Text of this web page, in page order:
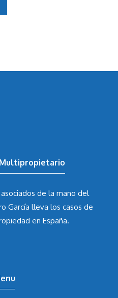
de la mano del
Garcíalleva los casos de